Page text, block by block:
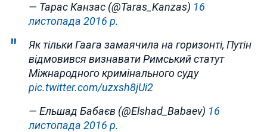
— Тарас Канзас (@Taras_Kanzas) 16
листопада 2016 р.
Як тільки Гаага замаячила на горизонті, Путін
відмовився визнавати Римський статут
Міжнародного кримінального суду
pic.twitter.com/uzxsh8jUi2
— Ельшад Бабаєв (@Elshad_Babaev) 16
листопада 2016 р.